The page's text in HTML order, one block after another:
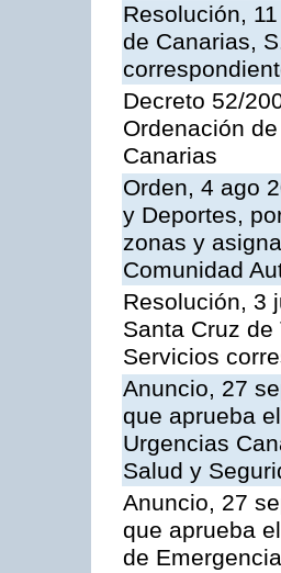
Resolución,
de Canarias,
Decreto 52/
Ordenación
Canarias
Orden, 4 ago
y Deportes,
zonas y
Comunidad
Resolución, 3
Santa Cruz
Servicios
Anuncio, 27
que aprueba
Urgencias
Salud y
Anuncio, 27
que aprueba
de